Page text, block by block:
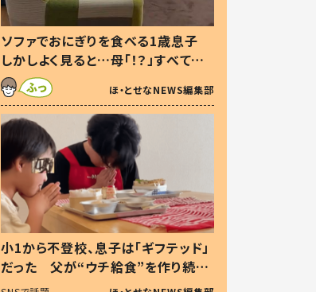
ソファでおにぎりを食べる1歳息子
しかしよく見ると…母「！？」すべてを
察した母の投稿に「可愛いから許
す！」「現行犯〜」
ほ・とせなNEWS編集部
小1から不登校、息子は「ギフテッド」
だった 父が“ウチ給食”を作り続け
る理由とは #令和の親 #令和の子